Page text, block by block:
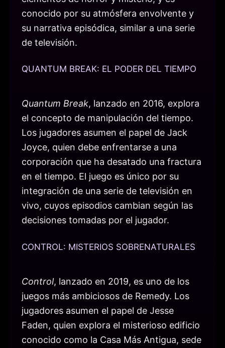
conocido por su atmósfera envolvente y
su narrativa episódica, similar a una serie
de televisión.
QUANTUM BREAK: EL PODER DEL TIEMPO
Quantum Break, lanzado en 2016, explora
el concepto de manipulación del tiempo.
Los jugadores asumen el papel de Jack
Joyce, quien debe enfrentarse a una
corporación que ha desatado una fractura
en el tiempo. El juego es único por su
integración de una serie de televisión en
vivo, cuyos episodios cambian según las
decisiones tomadas por el jugador.
CONTROL: MISTERIOS SOBRENATURALES
Control, lanzado en 2019, es uno de los
juegos más ambiciosos de Remedy. Los
jugadores asumen el papel de Jesse
Faden, quien explora el misterioso edificio
conocido como la Casa Más Antigua, sede